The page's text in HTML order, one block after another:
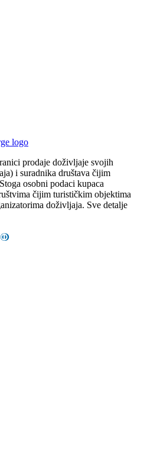
prodaje doživljaje svojih
i suradnika društava čijim
osobni podaci kupaca
čijim turističkim objektima
doživljaja. Sve detalje